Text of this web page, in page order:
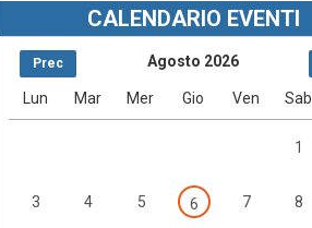
CALENDARIO EVENTI
Prec Agosto 2026
Lun Mar Mer Gio Ven Sab
1
3 4 5 6 7 8